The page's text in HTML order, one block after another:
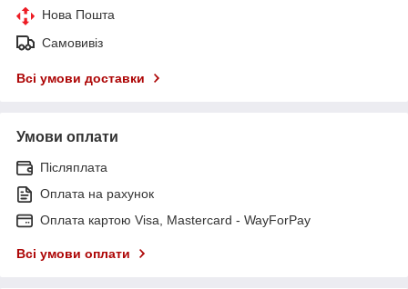
Нова Пошта
Самовивіз
Всі умови доставки
Умови оплати
Післяплата
Оплата на рахунок
Оплата картою Visa, Mastercard - WayForPay
Всі умови оплати